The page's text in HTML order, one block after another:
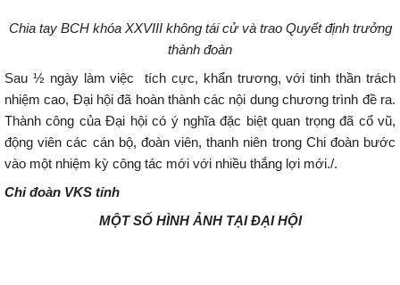
Chia tay BCH khóa XXVIII không tái cử và trao Quyết định trưởng
thành đoàn
Sau ½ ngày làm việc tích cực, khẩn trương, với tinh thần trách
nhiệm cao, Đại hội đã hoàn thành các nội dung chương trình đề ra.
Thành công của Đại hội có ý nghĩa đặc biệt quan trọng đã cổ vũ,
động viên các cán bộ, đoàn viên, thanh niên trong Chi đoàn bước
vào một nhiệm kỳ công tác mới với nhiều thắng lợi mới./.
Chi đoàn VKS tỉnh
MỘT SỐ HÌNH ẢNH TẠI ĐẠI HỘI